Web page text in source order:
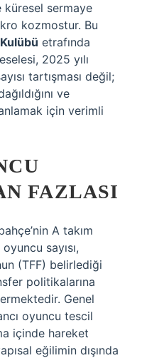
sermaye
kozmostur. Bu
etrafında
2025 yılı
tartışması değil;
ve
için verimli
FAZLASI
A takım
sayısı,
(TFF) belirlediği
politikalarına
Genel
oyuncu tescil
içinde hareket
eğilimin dışında